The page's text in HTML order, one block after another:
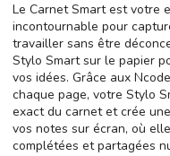
Le Carnet Smart est votre
incontournable pour
travailler sans être
Stylo Smart sur le papier
vos idées. Grâce aux
chaque page, votre Stylo
exact du carnet et crée
vos notes sur écran, où
complétées et partagées